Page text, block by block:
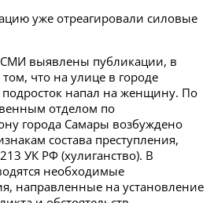
уже отреагировали силовые
выявлены публикации, в
что на улице в городе
напал на женщину. По
отделом по
города Самары возбуждено
состава преступления,
УК РФ (хулиганство). В
необходимые
направленные на установление